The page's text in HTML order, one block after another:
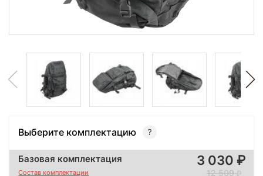
Выберите комплектацию
Базовая комплектация
Состав комплектации
3 030
12 509